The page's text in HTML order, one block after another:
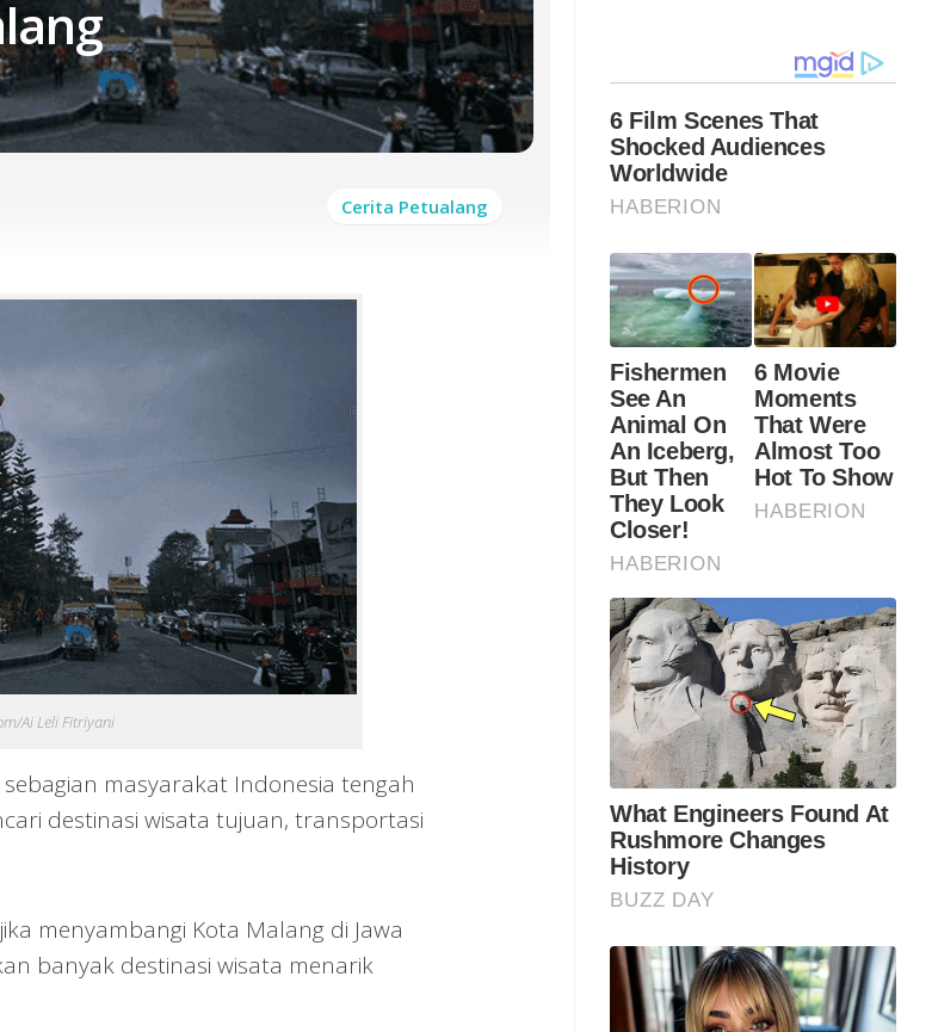
Cerita Petualang
Ai Leli Fitriyani
masyarakat Indonesia tengah
destinasi wisata tujuan, transportasi
menyambangi Kota Malang di Jawa
banyak destinasi wisata menarik